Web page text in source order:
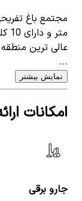
عالی ترین
...
نمایش بیشتر
امکانات
جارو برقی